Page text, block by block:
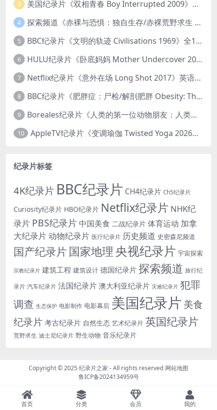
3 美国纪录片《双相青春 Boy Interrupted 2009》英语中英双字 官方纯净版 1080P/MKV/1.43G 青少年躁郁症
4 探索频道《赤裸与恐惧：独自生存/赤裸荒野求生 Naked and Afraid: Solo 2023》第一季全8集 英语中英双字 官方纯净版 高码1080P/MKV/45.4G
5 BBC纪录片《文明的轨迹 Civilisations 1969》全13集 英语中英双字 高清收藏版 1080P/MKV/64.1G 西方艺术史话
6 HULU纪录片《卧底妈妈 Mother Undercover 2023》全4集 英语中英双字 官方纯净版 1080P/MKV/7.6G 拯救孩子
7 Netflix纪录片《意外在场 Long Shot 2017》英语中字 720P/NKV/1.06GB 美国谋杀误判案件
8 BBC纪录片《肥胖症：尸检/解剖肥胖 Obesity: The Post Mortem 2016》英语中英双字 无水印纯净版 1080P/MKV/1.03G
9 Boreales纪录片《人类的第一位动物朋友：人类和狗的神奇故事 Man’s First Friend 2018》英语中英双字 1080P/MP4/1.8G 狗的神奇故事
10 AppleTV纪录片《变调瑜伽 Twisted Yoga 2026》全3集 英语中英双字 无水印纯净版 1080P/MKV/10G 瑜伽大师背后的真相
纪录片标签
4K纪录片 BBC纪录片 CH4纪录片 Ch5纪录片
Curiosity纪录片 HBO纪录片 Netflix纪录片 NHK纪
录片 PBS纪录片 中国美食 二战纪录片 体育运动 加拿
大纪录片动物纪录片 医疗纪录片 历史频道 史密森尼频道
国产纪录片 国家地理 央视纪录片 宇宙探索
宗教纪录片 建筑工程 建筑设计 德国纪录片 探索频道 旅行纪
录片 汽车纪录片 法国纪录片 澳大利亚纪录片 灾难纪录片 犯罪
调查 生态保护 电影制作 电影幕后 美国纪录片 美食
纪录片考古纪录片 自然生态 艺术纪录片 英国纪录片
荒野求生 迪士尼纪录片 野生动物 音乐纪录片
Copyright © 2025纪录片之家 - All rights reserved 网站地图
鲁ICP备2024134959号
首页 分类 会员 我的